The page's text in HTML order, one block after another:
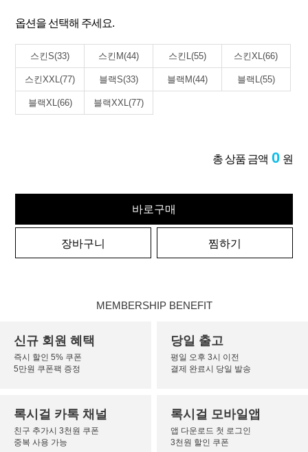
옵션을 선택해 주세요.
스킨S(33) 스킨M(44) 스킨L(55) 스킨XL(66)
스킨XXL(77) 블랙S(33) 블랙M(44) 블랙L(55)
블랙XL(66) 블랙XXL(77)
총 상품 금액 0 원
바로구매
장바구니 찜하기
MEMBERSHIP BENEFIT
신규 회원 혜택
즉시 할인 5% 쿠폰
5만원 쿠폰팩 증정
당일 출고
평일 오후 3시 이전
결제 완료시 당일 발송
록시걸 카톡 채널
친구 추가시 3천원 쿠폰
중복 사용 가능
록시걸 모바일앱
앱 다운로드 첫 로그인
3천원 할인 쿠폰